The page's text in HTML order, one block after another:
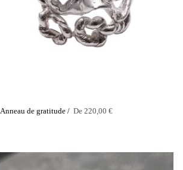
Anneau de gratitude / De 220,00 €